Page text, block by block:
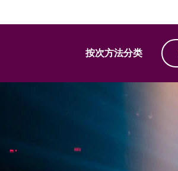
按次方法分类